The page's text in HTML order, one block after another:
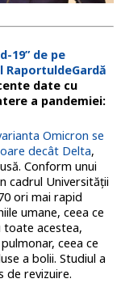
19” de pe
RaportuldeGardă
date cu
a pandemiei:
Omicron se
decât Delta,
Conform unui
cadrul Universității
ori mai rapid
umane, ceea ce
toate acestea,
ceea ce
a bolii. Studiul a
de revizuire.